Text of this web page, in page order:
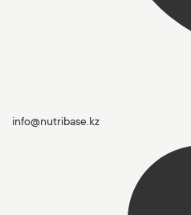
info@nutribase.kz